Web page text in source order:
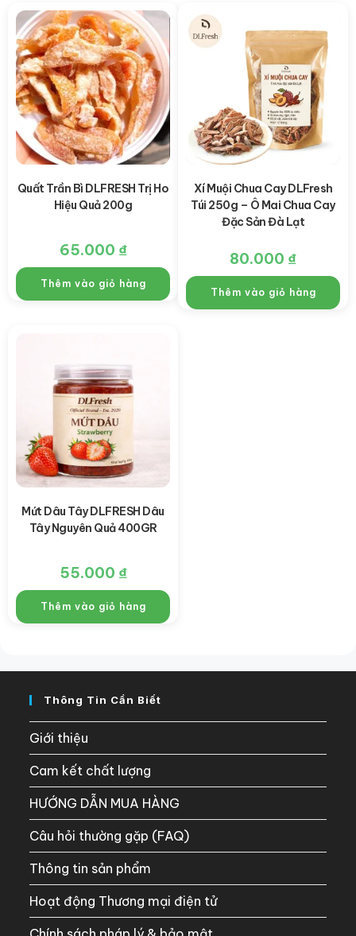
Quất Trần Bì DLFRESH Trị Ho
Hiệu Quả 200g
65.000 ₫
Thêm vào giỏ hàng
Xí Muội Chua Cay DLFresh
Túi 250g – Ô Mai Chua Cay
Đặc Sản Đà Lạt
80.000 ₫
Thêm vào giỏ hàng
Mứt Dâu Tây DLFRESH Dâu
Tây Nguyên Quả 400GR
55.000 ₫
Thêm vào giỏ hàng
Thông Tin Cần Biết
Giới thiệu
Cam kết chất lượng
HƯỚNG DẪN MUA HÀNG
Câu hỏi thường gặp (FAQ)
Thông tin sản phẩm
Hoạt động Thương mại điện tử